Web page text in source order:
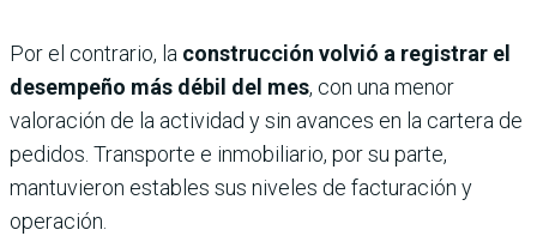
Por el contrario, la construcción volvió a registrar el
desempeño más débil del mes, con una menor
valoración de la actividad y sin avances en la cartera de
pedidos. Transporte e inmobiliario, por su parte,
mantuvieron estables sus niveles de facturación y
operación.